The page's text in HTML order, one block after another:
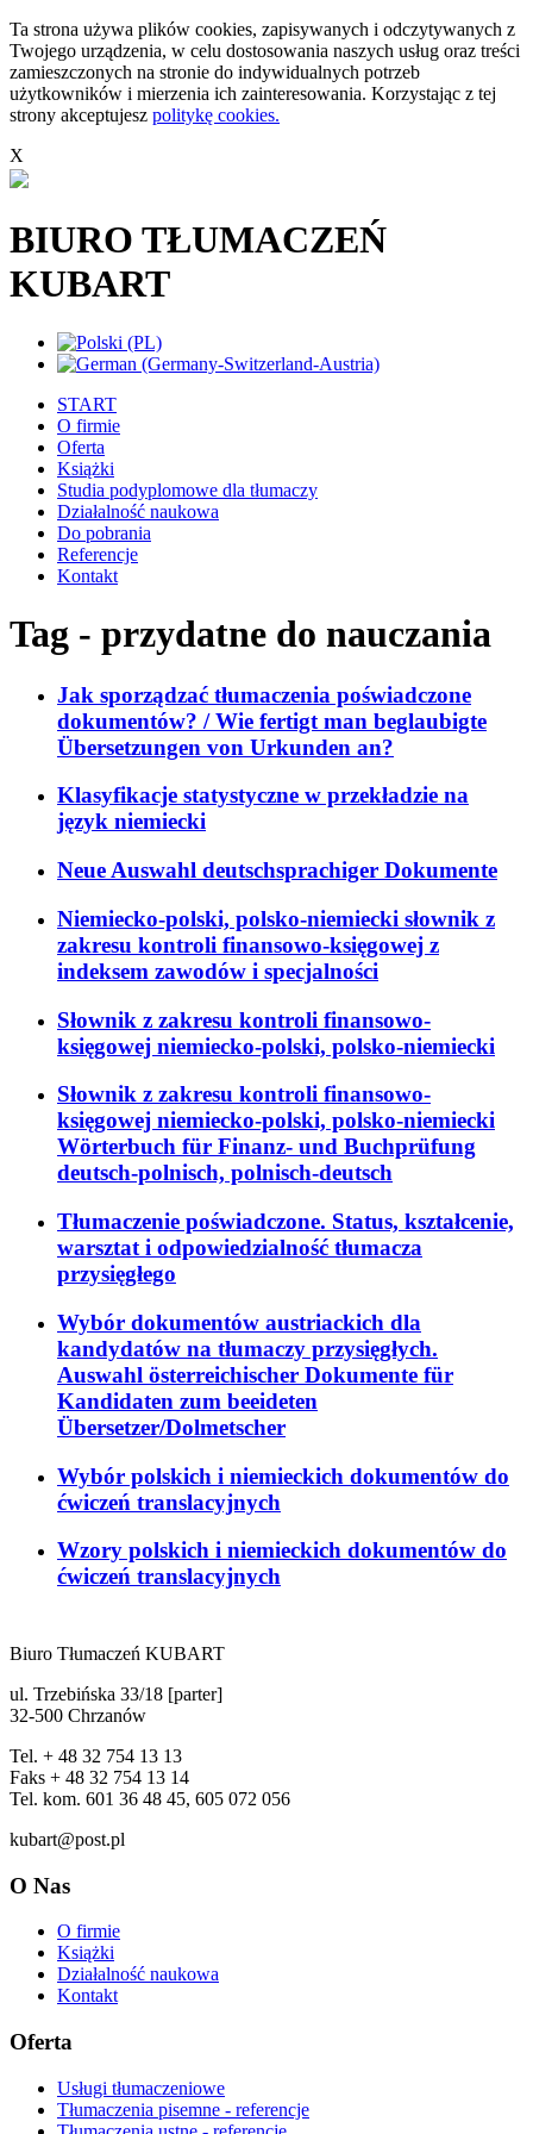
Ta strona używa plików cookies, zapisywanych i odczytywanych z
Twojego urządzenia, w celu dostosowania naszych usług oraz treści
zamieszczonych na stronie do indywidualnych potrzeb
użytkowników i mierzenia ich zainteresowania. Korzystając z tej
strony akceptujesz politykę cookies.
X
BIURO TŁUMACZEŃ
KUBART
START
O firmie
Oferta
Książki
Studia podyplomowe dla tłumaczy
Działalność naukowa
Do pobrania
Referencje
Kontakt
Tag - przydatne do nauczania
Jak sporządzać tłumaczenia poświadczone
dokumentów? / Wie fertigt man beglaubigte
Übersetzungen von Urkunden an?
Klasyfikacje statystyczne w przekładzie na
język niemiecki
Neue Auswahl deutschsprachiger Dokumente
Niemiecko-polski, polsko-niemiecki słownik z
zakresu kontroli finansowo-księgowej z
indeksem zawodów i specjalności
Słownik z zakresu kontroli finansowo-
księgowej niemiecko-polski, polsko-niemiecki
Słownik z zakresu kontroli finansowo-
księgowej niemiecko-polski, polsko-niemiecki
Wörterbuch für Finanz- und Buchprüfung
deutsch-polnisch, polnisch-deutsch
Tłumaczenie poświadczone. Status, kształcenie,
warsztat i odpowiedzialność tłumacza
przysięgłego
Wybór dokumentów austriackich dla
kandydatów na tłumaczy przysięgłych.
Auswahl österreichischer Dokumente für
Kandidaten zum beeideten
Übersetzer/Dolmetscher
Wybór polskich i niemieckich dokumentów do
ćwiczeń translacyjnych
Wzory polskich i niemieckich dokumentów do
ćwiczeń translacyjnych
Biuro Tłumaczeń KUBART
ul. Trzebińska 33/18 [parter]
32-500 Chrzanów
Tel. + 48 32 754 13 13
Faks + 48 32 754 13 14
Tel. kom. 601 36 48 45, 605 072 056
kubart@post.pl
O Nas
O firmie
Książki
Działalność naukowa
Kontakt
Oferta
Usługi tłumaczeniowe
Tłumaczenia pisemne - referencje